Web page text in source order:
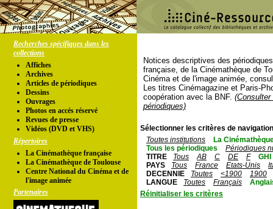
Recherches spécifiques dans les
collections
Affiches
Archives
Articles de périodiques
Dessins
Ouvrages
Photos en accés réservé
Revues de presse
Vidéos (DVD et VHS)
Répertoires
La Cinémathèque française
La Cinémathèque de Toulouse
Centre National du Cinéma et de
l'image animée
Partenaires
Notices descriptives des
française, de la Cinémathèque de
Cinéma et de l'image animée,
Les titres Cinémagazine et Paris-
coopération avec la BNF.
périodiques)
Sélectionner les critères de
Toutes institutions
La
Tous les périodiques
Périodiques
TITRE
Tous AB C DE F
GHI
PAYS
Tous France Etats-Unis
DECENNIE
Toutes <1900
1900
LANGUE
Toutes Français
Réinitialiser les critères